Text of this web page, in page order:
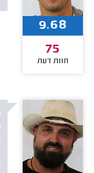
9.68
75
חוות דעת